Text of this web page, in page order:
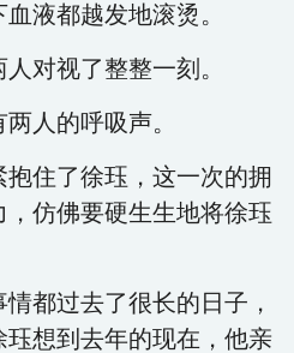
液都越发地滚烫。
对视了整整一刻。
人的呼吸声。
住了徐珏，这一次的拥
仿佛要硬生生地将徐珏
都过去了很长的日子，
想到去年的现在，他亲